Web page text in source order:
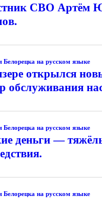
СВО Артём
Белорецка на русском языке
открылся
обслуживания
Белорецка на русском языке
деньги —
Белорецка на русском языке